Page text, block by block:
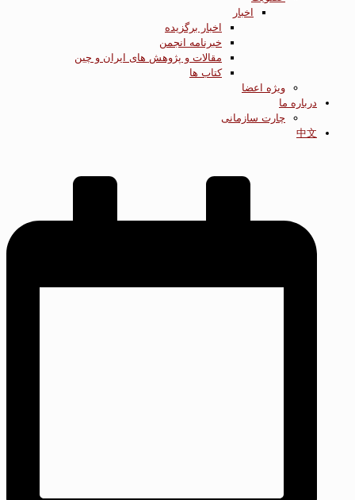
اخبار
اخبار برگزیده
خبرنامه انجمن
مقالات و پژوهش های ایران و چین
کتاب ها
ویژه اعضا
درباره ما
چارت سازمانی
中文